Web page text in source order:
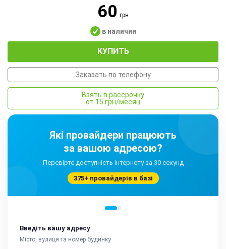
60грн
в наличии
КУПИТЬ
Заказать по телефону
Взять в рассрочку
от 15 грн/месяц
Які провайдери працюють
за вашою адресою?
Перевірте доступність інтернету за 30 секунд
375+ провайдерів в базі
Введіть вашу адресу
Місто, вулиця та номер будинку